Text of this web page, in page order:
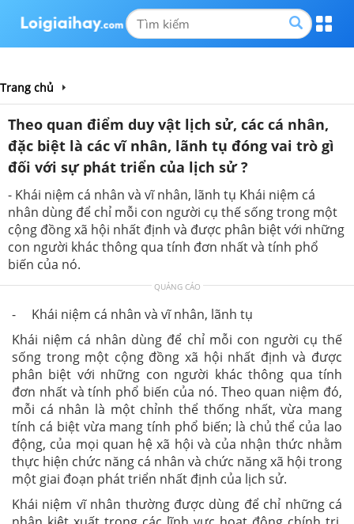
Trang chủ
Theo quan điểm duy vật lịch sử, các cá nhân,
đặc biệt là các vĩ nhân, lãnh tụ đóng vai trò gì
đối với sự phát triển của lịch sử ?
- Khái niệm cá nhân và vĩ nhân, lãnh tụ Khái niệm cá
nhân dùng để chỉ mỗi con người cụ thế sống trong một
cộng đồng xã hội nhất định và được phân biệt với những
con người khác thông qua tính đơn nhất và tính phổ
biến của nó.
QUẢNG CÁO
- Khái niệm cá nhân và vĩ nhân, lãnh tụ
Khái niệm cá nhân dùng để chỉ mỗi con người cụ thế
sống trong một cộng đồng xã hội nhất định và được
phân biệt với những con người khác thông qua tính
đơn nhất và tính phổ biến của nó. Theo quan niệm đó,
mỗi cá nhân là một chỉnh thể thống nhất, vừa mang
tính cá biệt vừa mang tính phổ biến; là chủ thể của lao
động, của mọi quan hệ xã hội và của nhận thức nhằm
thực hiện chức năng cá nhân và chức năng xã hội trong
một giai đoạn phát triển nhất định của lịch sử.
Khái niệm vĩ nhân thường được dùng để chỉ những cá